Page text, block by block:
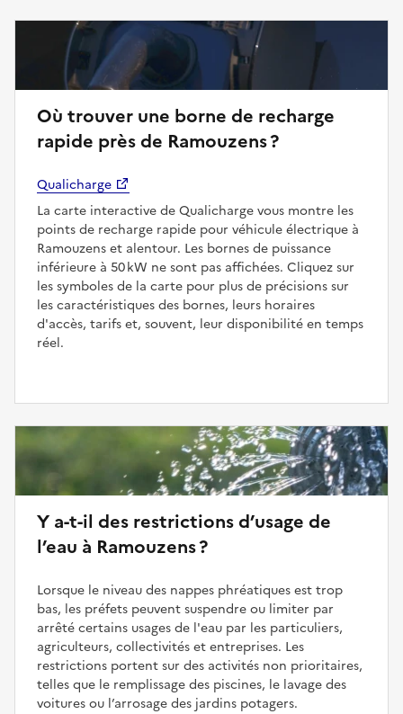
Où trouver une borne de recharge
rapide près de Ramouzens ?
Qualicharge
La carte interactive de Qualicharge vous montre les
points de recharge rapide pour véhicule électrique à
Ramouzens et alentour. Les bornes de puissance
inférieure à 50 kW ne sont pas affichées. Cliquez sur
les symboles de la carte pour plus de précisions sur
les caractéristiques des bornes, leurs horaires
d'accès, tarifs et, souvent, leur disponibilité en temps
réel.
Y a-t-il des restrictions d’usage de
l’eau à Ramouzens ?
Lorsque le niveau des nappes phréatiques est trop
bas, les préfets peuvent suspendre ou limiter par
arrêté certains usages de l'eau par les particuliers,
agriculteurs, collectivités et entreprises. Les
restrictions portent sur des activités non prioritaires,
telles que le remplissage des piscines, le lavage des
voitures ou l’arrosage des jardins potagers.